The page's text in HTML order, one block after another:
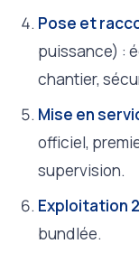
Pose et
puissance) :
chantier,
Mise en
officiel,
supervision.
Exploitation
bundlée.